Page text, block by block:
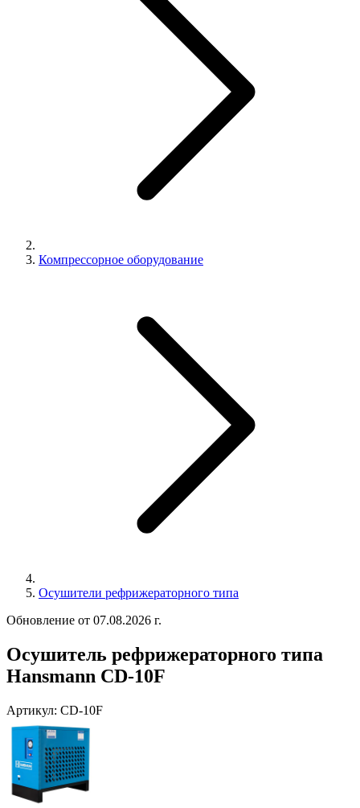
Компрессорное оборудование
Осушители рефрижераторного типа
Обновление от 07.08.2026 г.
Осушитель рефрижераторного типа
Hansmann CD-10F
Артикул: CD-10F